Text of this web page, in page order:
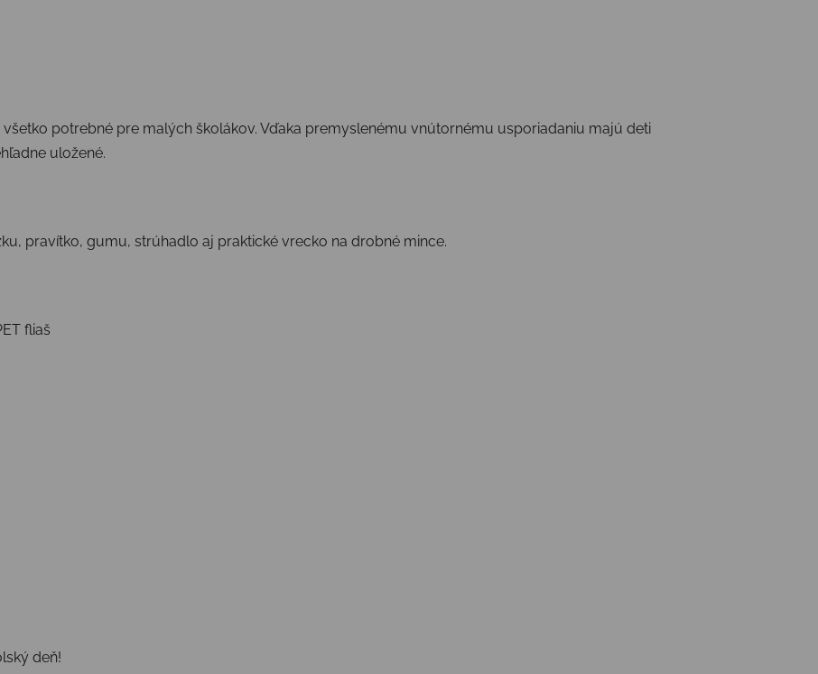
potrebné pre malých školákov. Vďaka premyslenému vnútornému usporiadaniu majú deti
uložené.
pravítko, gumu, strúhadlo aj praktické vrecko na drobné mince.
fliaš
deň!